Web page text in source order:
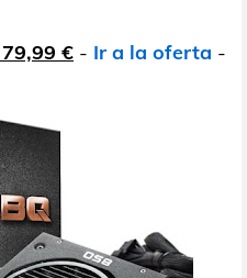
79,99 € - Ir a la oferta -